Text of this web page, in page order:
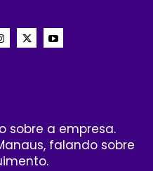
sobre a empresa.
falando sobre